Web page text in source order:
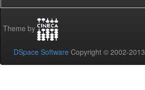
Theme by
DSpace Software Copyright © 2002-2013